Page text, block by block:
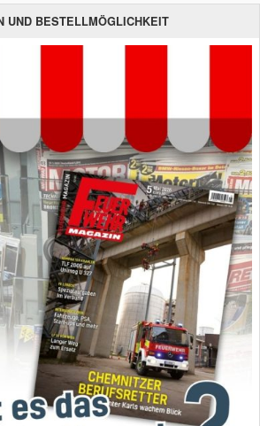
UND BESTELLMÖGLICHKEIT